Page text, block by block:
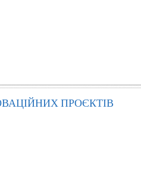
ПРОЄКТІВ